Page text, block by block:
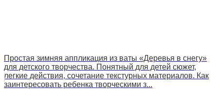
Простая зимняя аппликация из ваты «Деревья в снегу»
для детского творчества. Понятный для детей сюжет,
легкие действия, сочетание текстурных материалов. Как
заинтересовать ребенка творческими з...